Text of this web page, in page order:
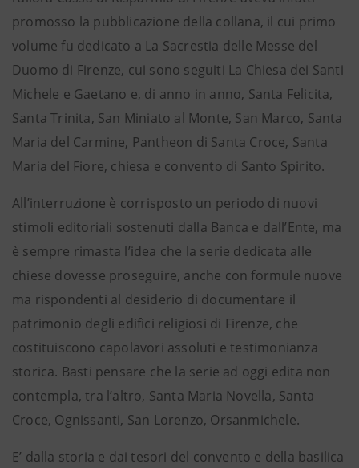
promosso la pubblicazione della collana, il cui primo
volume fu dedicato a La Sacrestia delle Messe del
Duomo di Firenze, cui sono seguiti La Chiesa dei Santi
Michele e Gaetano e, di anno in anno, Santa Felicita,
Santa Trinita, San Miniato al Monte, San Marco, Santa
Maria del Carmine, Pantheon di Santa Croce, Santa
Maria del Fiore, chiesa e convento di Santo Spirito.
All’interruzione è corrisposto un periodo di nuovi
stimoli editoriali sostenuti dalla Banca e dall’Ente, ma
è sempre rimasta l’idea che la serie dedicata alle
chiese dovesse proseguire, anche con formule nuove
ma rispondenti al desiderio di documentare il
patrimonio degli edifici religiosi di Firenze, che
costituiscono capolavori assoluti e testimonianza
storica. Basti pensare che la serie ad oggi edita non
contempla, tra l’altro, Santa Maria Novella, Santa
Croce, Ognissanti, San Lorenzo, Orsanmichele.
E’ dalla storia e dai tesori del convento e della basilica